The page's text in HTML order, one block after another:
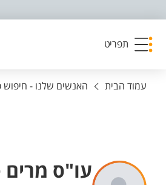
תפריט
עמוד הבית האנשים שלנו - חיפוש
עו"ס מרים